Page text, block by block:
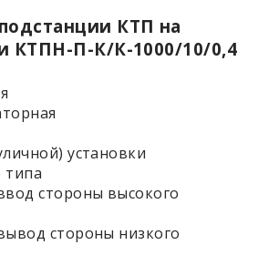
КТП на
КТПН-П-К/К-1000/10/0,4
установки
типа
стороны высокого
стороны низкого